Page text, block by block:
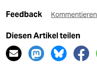
Feedback Kommentieren
Diesen Artikel teilen